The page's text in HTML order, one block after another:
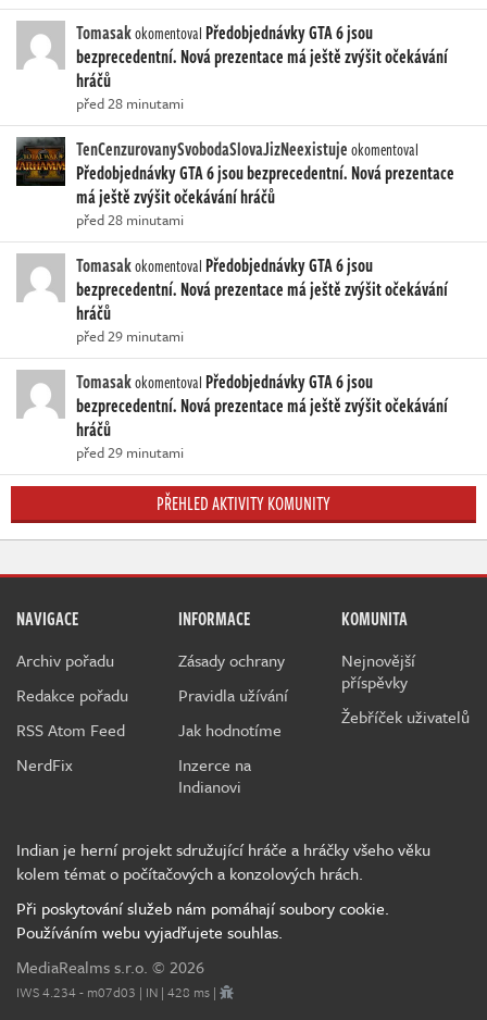
Tomasakokomentoval Předobjednávky GTA 6 jsou
bezprecedentní. Nová prezentace má ještě zvýšit očekávání
hráčů
před 28 minutami
TenCenzurovanySvobodaSlovaJizNeexistujeokomentoval
Předobjednávky GTA 6 jsou bezprecedentní. Nová prezentace
má ještě zvýšit očekávání hráčů
před 28 minutami
Tomasakokomentoval Předobjednávky GTA 6 jsou
bezprecedentní. Nová prezentace má ještě zvýšit očekávání
hráčů
před 29 minutami
Tomasakokomentoval Předobjednávky GTA 6 jsou
bezprecedentní. Nová prezentace má ještě zvýšit očekávání
hráčů
před 29 minutami
PŘEHLED AKTIVITY KOMUNITY
NAVIGACE
Archiv pořadu
Redakce pořadu
RSS Atom Feed
NerdFix
INFORMACE
Zásady ochrany
Pravidla užívání
Jak hodnotíme
Inzerce na
Indianovi
KOMUNITA
Nejnovější
příspěvky
Žebříček uživatelů
Indian je herní projekt sdružující hráče a hráčky všeho věku
kolem témat o počítačových a konzolových hrách.
Při poskytování služeb nám pomáhají soubory cookie.
Používáním webu vyjadřujete souhlas.
MediaRealms s.r.o. © 2026
IWS 4.234 - m07d03 | IN | 428 ms |